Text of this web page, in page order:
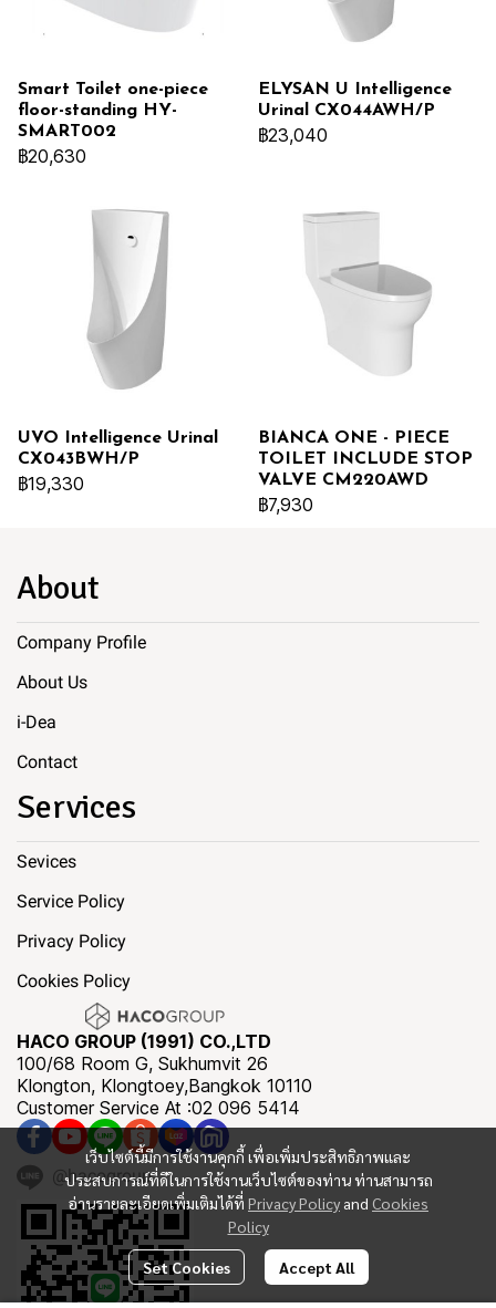
Smart Toilet one-piece
floor-standing HY-
SMART002
฿20,630
ELYSAN U Intelligence
Urinal CX044AWH/P
฿23,040
UVO Intelligence Urinal
CX043BWH/P
฿19,330
BIANCA ONE - PIECE
TOILET INCLUDE STOP
VALVE CM220AWD
฿7,930
เว็บไซต์นี้มีการใช้งานคุกกี้ เพื่อเพิ่มประสิทธิภาพและ
ประสบการณ์ที่ดีในการใช้งานเว็บไซต์ของท่าน ท่านสามารถ
อ่านรายละเอียดเพิ่มเติมได้ที่ Privacy Policy and Cookies
Policy
Set Cookies Accept All
About
Company Profile
About Us
i-Dea
Contact
Services
Sevices
Service Policy
Privacy Policy
Cookies Policy
HACO GROUP (1991) CO.,LTD
100/68 Room G, Sukhumvit 26
Klongton, Klongtoey,Bangkok 10110
Customer Service At :02 096 5414
@hacogroup